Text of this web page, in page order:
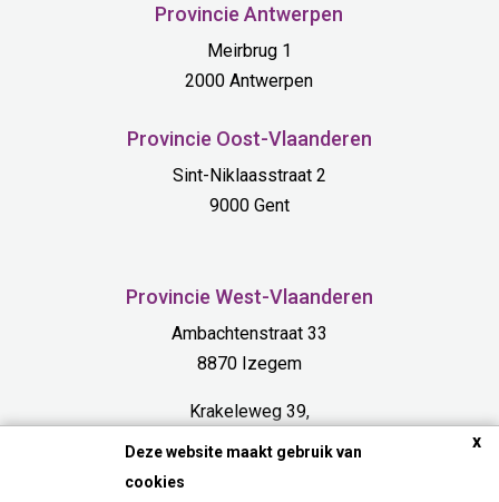
Provincie Antwerpen
Meirbrug 1
2000 Antwerpen
Provincie Oost-Vlaanderen
Sint-Niklaasstraat 2
9000 Gent
Provincie West-Vlaanderen
Ambachtenstraat 33
8870 Izegem
Krakeleweg 39,
8000 Bruges
x
Deze website maakt gebruik van
cookies